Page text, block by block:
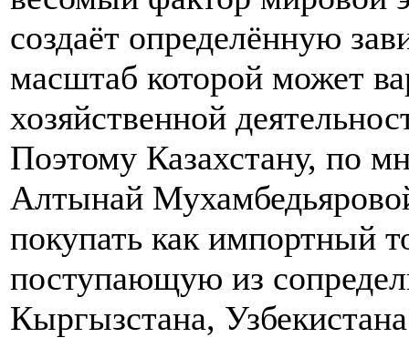
создаёт определённую
масштаб которой может
хозяйственной
Поэтому Казахстану, по
Алтынай
покупать как импортный
поступающую из
Кыргызстана,